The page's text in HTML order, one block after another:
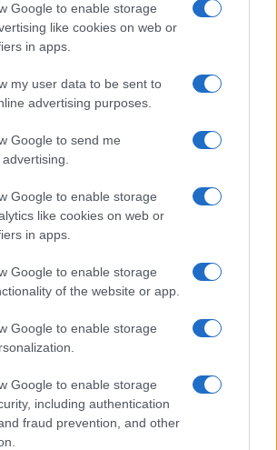
Google to enable storage
like cookies on web or
in apps.
my user data to be sent to
advertising purposes.
Google to send me
Google to enable storage
like cookies on web or
in apps.
Google to enable storage
of the website or app.
Google to enable storage
Google to enable storage
including authentication
fraud prevention, and other
Precio
$64,798.00
$1,916.40
$602.04
$76.34